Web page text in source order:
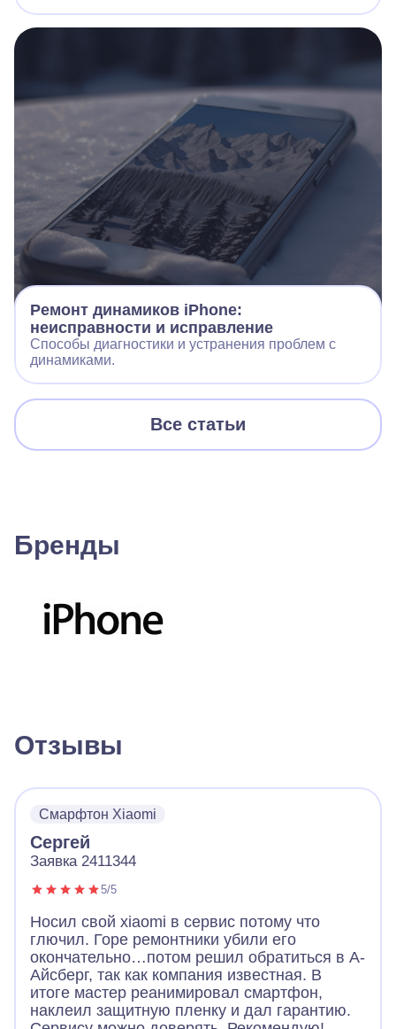
Ремонт динамиков iPhone:
неисправности и исправление
Способы диагностики и устранения проблем с
динамиками.
Все статьи
Бренды
Отзывы
Смарфтон Xiaomi
Сергей
Заявка 2411344
5/5
Носил свой xiaomi в сервис потому что
глючил. Горе ремонтники убили его
окончательно…потом решил обратиться в А-
Айсберг, так как компания известная. В
итоге мастер реанимировал смартфон,
наклеил защитную пленку и дал гарантию.